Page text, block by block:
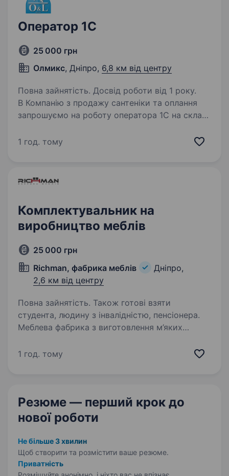
Оператор 1C
25 000 грн
Олмикс, Дніпро, 6,8 км від центру
Повна зайнятість. Досвід роботи від 1 року.
В Компанію з продажу сантеніки та оплання
запрошуємо на роботу оператора 1С на склад
з Excel чи 1С8 вміння працювати
1 год. тому
Комплектувальник на
виробництво меблів
25 000 грн
Richman, фабрика меблів
Дніпро,
2,6 км від центру
Повна зайнятість. Також готові взяти
студента, людину з інвалідністю, пенсіонера.
Меблева фабрика з виготовлення м’яких
комплектувальника меблів (можна без
1 год. тому
Резюме — перший крок до
нової роботи
Не більше 3 хвилин
Щоб створити та розмістити ваше резюме.
Приватність